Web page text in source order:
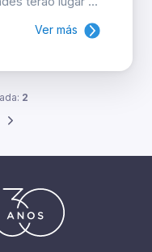
Ver más
2